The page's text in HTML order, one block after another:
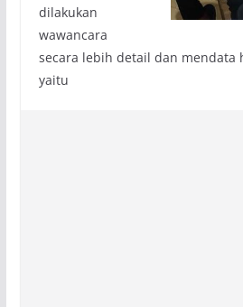
dilakukan
wawancara
secara lebih detail dan mendata
yaitu